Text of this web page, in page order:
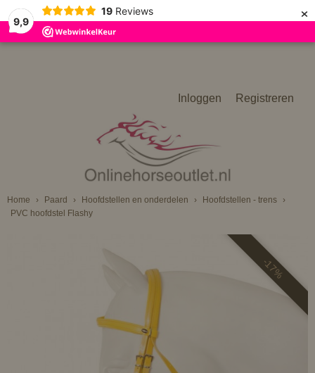
9,9
19 Reviews ×
Inloggen Registreren
Home › Paard › Hoofdstellen en onderdelen › Hoofdstellen - trens
›
PVC hoofdstel Flashy
-17%